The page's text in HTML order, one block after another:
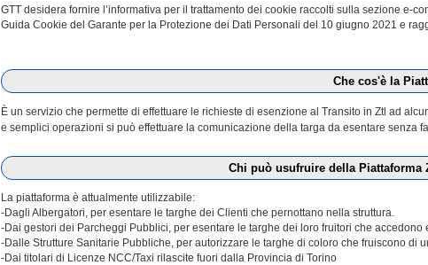
GTT desidera fornire l’informativa per il trattamento dei cookie raccolti sulla sezione e-
Guida Cookie del Garante per la Protezione dei Dati Personali del 10 giugno 2021 e
Che cos'è la
È un servizio che permette di effettuare le richieste di esenzione al Transito in Ztl ad
e semplici operazioni si può effettuare la comunicazione della targa da esentare senza
Chi può usufruire della
La piattaforma è attualmente utilizzabile:
-Dagli Albergatori, per esentare le targhe dei Clienti che pernottano nella struttura.
-Dai gestori dei Parcheggi Pubblici, per esentare le targhe dei loro fruitori che accedono
-Dalle Strutture Sanitarie Pubbliche, per autorizzare le targhe di coloro che fruiscono di
-Dai titolari di Licenze NCC/Taxi rilascite fuori dalla Provincia di Torino